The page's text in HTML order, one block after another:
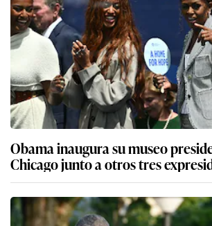
Obama inaugura su museo
Chicago junto a otros tres